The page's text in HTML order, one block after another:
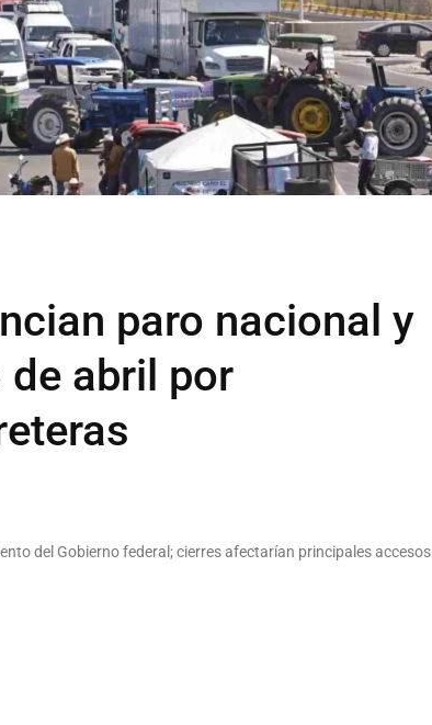
paro nacional y
abril por
del Gobierno federal; cierres afectarían principales accesos